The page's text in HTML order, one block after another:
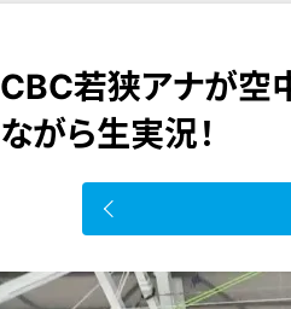
CBC若狭アナが空
ながら生実況！